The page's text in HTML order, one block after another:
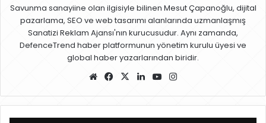
Savunma sanayiine olan ilgisiyle bilinen Mesut Çapanoğlu, dijital
pazarlama, SEO ve web tasarımı alanlarında uzmanlaşmış
Sanatizi Reklam Ajansı'nın kurucusudur. Aynı zamanda,
DefenceTrend haber platformunun yönetim kurulu üyesi ve
global haber yazarlarından biridir.
W
sit
esi
Fa
bo
ok
X
Lin
dIn
Yo
ub
e
gr
a